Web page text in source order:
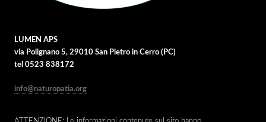
LUMEN APS
via Polignano 5, 29010 San Pietro in Cerro (PC)
tel 0523 838172
info@naturopatia.org